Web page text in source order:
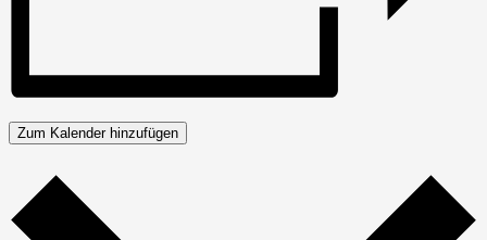
Zum Kalender hinzufügen